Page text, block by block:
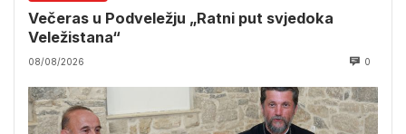
Večeras u Podveležju „Ratni put svjedoka
Veležistana“
08/08/2026 0